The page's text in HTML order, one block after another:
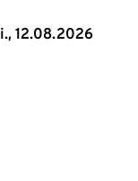
12.08.2026